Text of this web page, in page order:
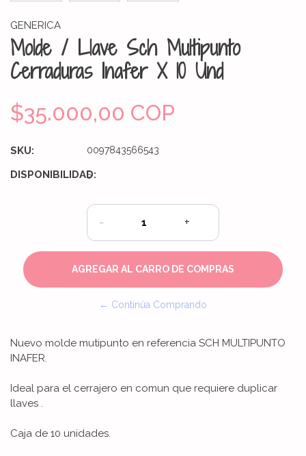
GENERICA
Molde / Llave Sch Multipunto
Cerraduras Inafer X 10 Und
$35.000,00 COP
SKU: 0097843566543
DISPONIBILIDAD:
5
- +
← Continúa Comprando
Nuevo molde mutipunto en referencia SCH MULTIPUNTO
INAFER.
Ideal para el cerrajero en comun que requiere duplicar
llaves .
Caja de 10 unidades.